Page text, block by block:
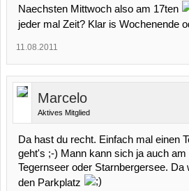
Naechsten Mittwoch also am 17ten
jeder mal Zeit? Klar is Wochenende
11.08.2011
Marcelo
Aktives Mitglied
Da hast du recht. Einfach mal einen
geht's ;-) Mann kann sich ja auch am
Tegernseer oder Starnbergersee. Da
den Parkplatz